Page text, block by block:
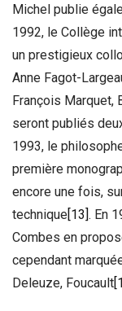
Michel publie
1992, le Collège
un prestigieux
Anne Fagot-
François Marquet,
seront publiés
1993, le
première
encore une fois,
technique[13]. En
Combes en
cependant
Deleuze, Foucault